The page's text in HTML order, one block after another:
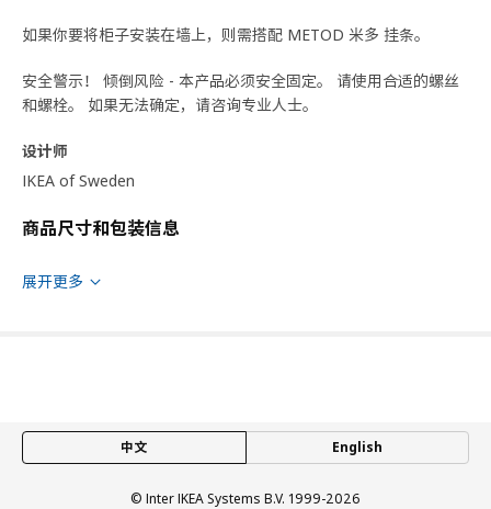
如果你要将柜子安装在墙上，则需搭配 METOD 米多 挂条。
安全警示！ 倾倒风险 - 本产品必须安全固定。 请使用合适的螺丝
和螺栓。 如果无法确定，请咨询专业人士。
设计师
IKEA of Sweden
商品尺寸和包装信息
商品尺寸
框架，高
80.0 厘米
展开更多
中文 English
© Inter IKEA Systems B.V. 1999-2026